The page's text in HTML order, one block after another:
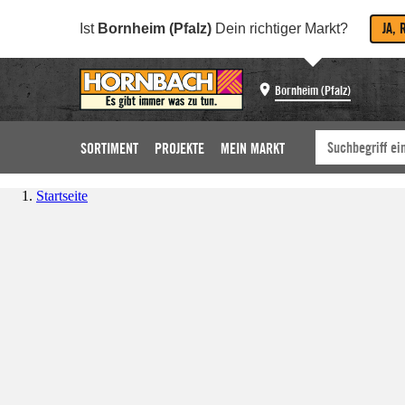
Ist Bornheim (Pfalz) Dein richtiger Markt? JA,
Bornheim (Pfalz)
SORTIMENT PROJEKTE MEIN MARKT
Startseite